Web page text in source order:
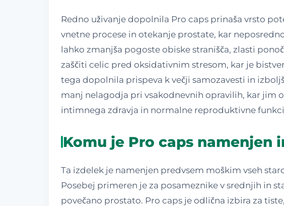
Redno uživanje dopolnila Pro caps prinaša vrsto
vnetne procese in otekanje prostate, kar
lahko zmanjša pogoste obiske stranišča, zlasti
zaščiti celic pred oksidativnim stresom, kar je
tega dopolnila prispeva k večji samozavesti in
manj nelagodja pri vsakodnevnih opravilih, kar jim
intimnega zdravja in normalne reproduktivne
Komu je Pro caps namenjen
Ta izdelek je namenjen predvsem moškim vseh
Posebej primeren je za posameznike v srednjih in
povečano prostato. Pro caps je odlična izbira za